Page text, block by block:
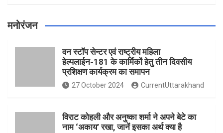
मनोरंजन
वन स्टॉप सेन्टर एवं राष्ट्रीय महिला
हेल्पलाईन-181 के कार्मिकों हेतु तीन दिवसीय
प्रशिक्षण कार्यक्रम का समापन
27 October 2024 CurrentUttarakhand
विराट कोहली और अनुष्का शर्मा ने अपने बेटे का
नाम ‘अकाय’ रखा, जानें इसका अर्थ क्‍या है